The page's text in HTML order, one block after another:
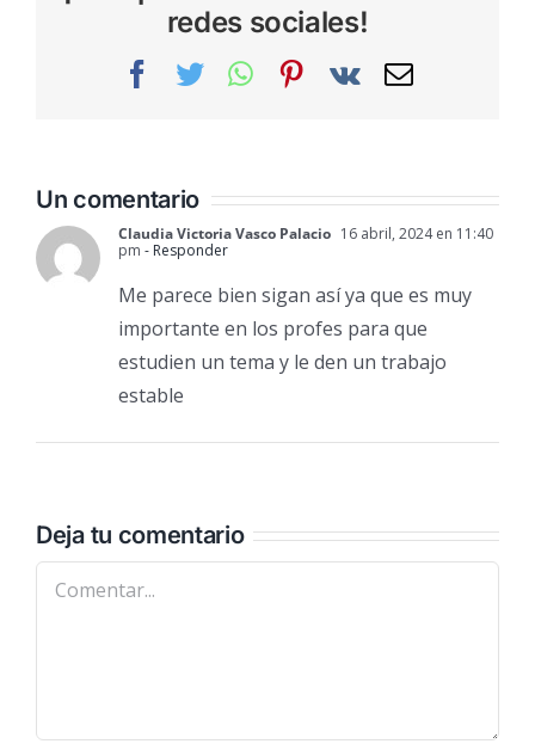
redes sociales!
Facebook
TwitterWhatsAppPinterest
Vk
Correo
Un comentario
Claudia Victoria Vasco Palacio 16 abril, 2024 en 11:40
pm - Responder
Me parece bien sigan así ya que es muy
importante en los profes para que
estudien un tema y le den un trabajo
estable
Deja tu comentario
Comentar